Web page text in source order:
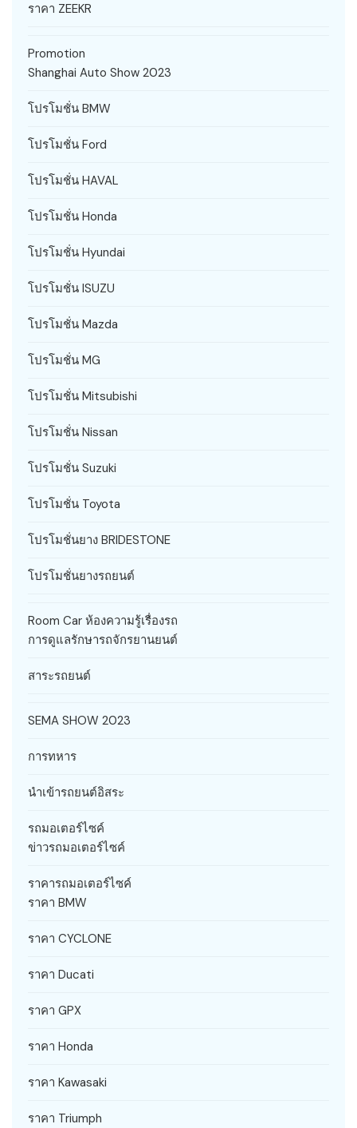
ราคา ZEEKR
Promotion
Shanghai Auto Show 2023
โปรโมชั่น BMW
โปรโมชั่น Ford
โปรโมชั่น HAVAL
โปรโมชั่น Honda
โปรโมชั่น Hyundai
โปรโมชั่น ISUZU
โปรโมชั่น Mazda
โปรโมชั่น MG
โปรโมชั่น Mitsubishi
โปรโมชั่น Nissan
โปรโมชั่น Suzuki
โปรโมชั่น Toyota
โปรโมชั่นยาง BRIDESTONE
โปรโมชั่นยางรถยนต์
Room Car ห้องความรู้เรื่องรถ
การดูแลรักษารถจักรยานยนต์
สาระรถยนต์
SEMA SHOW 2023
การทหาร
นำเข้ารถยนต์อิสระ
รถมอเตอร์ไซค์
ข่าวรถมอเตอร์ไซค์
ราคารถมอเตอร์ไซค์
ราคา BMW
ราคา CYCLONE
ราคา Ducati
ราคา GPX
ราคา Honda
ราคา Kawasaki
ราคา Triumph